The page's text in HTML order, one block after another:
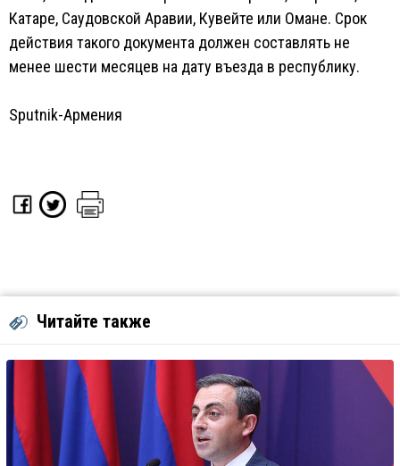
Катаре, Саудовской Аравии, Кувейте или Омане. Срок
действия такого документа должен составлять не
менее шести месяцев на дату въезда в республику.
Sputnik-Армения
Читайте также